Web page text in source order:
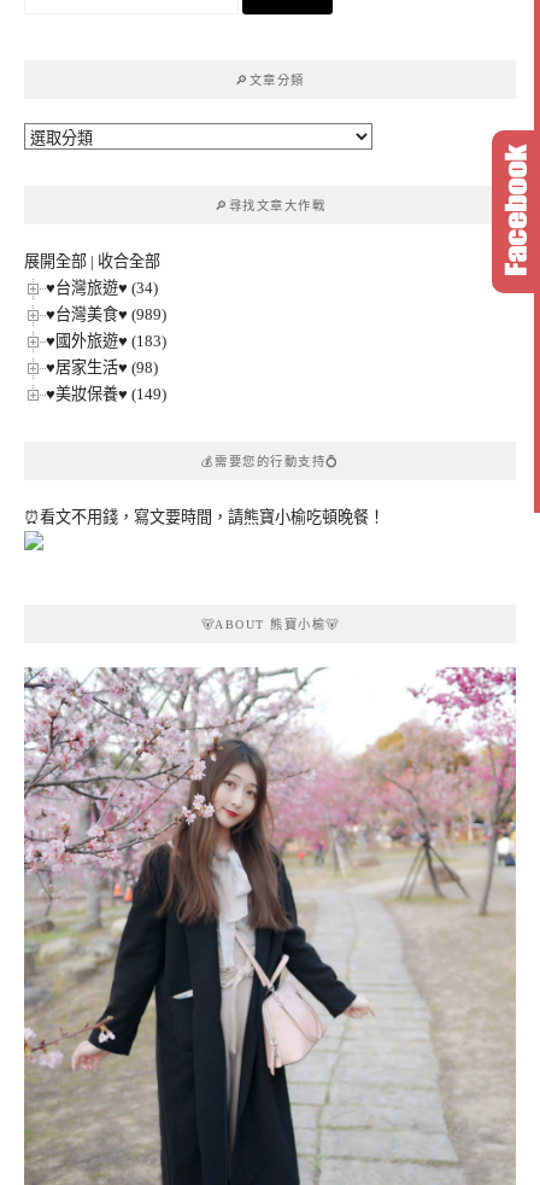
🔎文章分類
🔎
🔎尋找文章大作戰
展開全部 | 收合全部
♥台灣旅遊♥ (34)
♥台灣美食♥ (989)
♥國外旅遊♥ (183)
♥居家生活♥ (98)
♥美妝保養♥ (149)
💰需要您的行動支持💍
⏰看文不用錢，寫文要時間，請熊寶小榆吃頓晚餐！
🐻ABOUT 熊寶小榆🐻